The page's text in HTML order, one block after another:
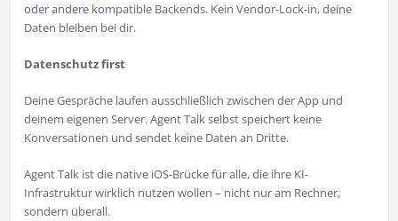
oder andere kompatible Backends. Kein Vendor-Lock-in, deine
Daten bleiben bei dir.
Datenschutz first
Deine Gespräche laufen ausschließlich zwischen der App und
deinem eigenen Server. Agent Talk selbst speichert keine
Konversationen und sendet keine Daten an Dritte.
Agent Talk ist die native iOS-Brücke für alle, die ihre KI-
Infrastruktur wirklich nutzen wollen – nicht nur am Rechner,
sondern überall.